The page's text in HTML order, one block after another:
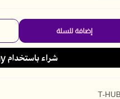
إضافة للسلة
T-